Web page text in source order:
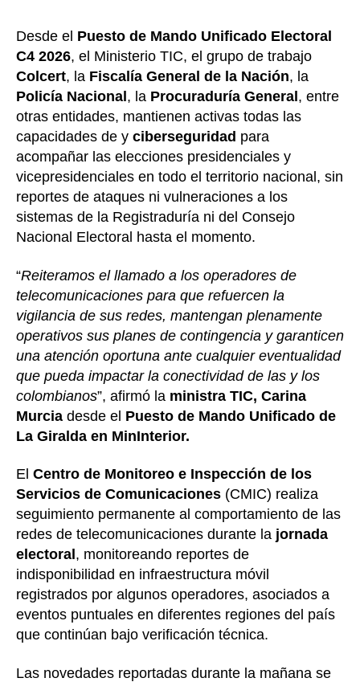
Desde el Puesto de Mando Unificado Electoral
C4 2026, el Ministerio TIC, el grupo de trabajo
Colcert, la Fiscalía General de la Nación, la
Policía Nacional , la Procuraduría General , entre
otras entidades, mantienen activas todas las
capacidades de y ciberseguridad para
acompañar las elecciones presidenciales y
vicepresidenciales en todo el territorio nacional, sin
reportes de ataques ni vulneraciones a los
sistemas de la Registraduría ni del Consejo
Nacional Electoral hasta el momento.
“Reiteramos el llamado a los operadores de
telecomunicaciones para que refuercen la
vigilancia de sus redes, mantengan plenamente
operativos sus planes de contingencia y garanticen
una atención oportuna ante cualquier eventualidad
que pueda impactar la conectividad de las y los
colombianos”, afirmó la ministra TIC, Carina
Murcia desde el Puesto de Mando Unificado de
La Giralda en MinInterior.
El Centro de Monitoreo e Inspección de los
Servicios de Comunicaciones (CMIC) realiza
seguimiento permanente al comportamiento de las
redes de telecomunicaciones durante la jornada
electoral , monitoreando reportes de
indisponibilidad en infraestructura móvil
registrados por algunos operadores, asociados a
eventos puntuales en diferentes regiones del país
que continúan bajo verificación técnica.
Las novedades reportadas durante la mañana se